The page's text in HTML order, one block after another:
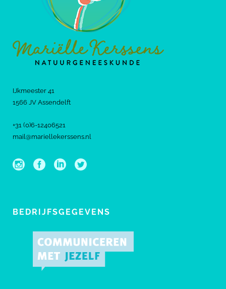
IJkmeester 41
1566 JV Assendelft
+31 (0)6-12406521
mail@mariellekerssens.nl
BEDRIJFSGEGEVENS